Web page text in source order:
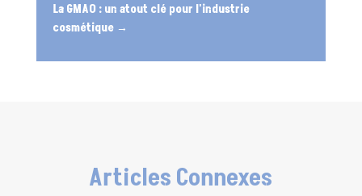
La GMAO : un atout clé pour l'industrie
cosmétique→
Articles Connexes